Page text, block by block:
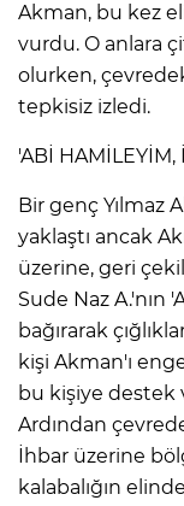
Akman, bu kez
vurdu. O anlara
olurken,
tepkisiz izledi.
'ABİ HAMİLEYİM,
Bir genç Yılmaz
yaklaştı ancak
üzerine, geri
Sude Naz A.'nın
bağırarak
kişi Akman'ı
bu kişiye destek
Ardından
İhbar üzerine
kalabalığın